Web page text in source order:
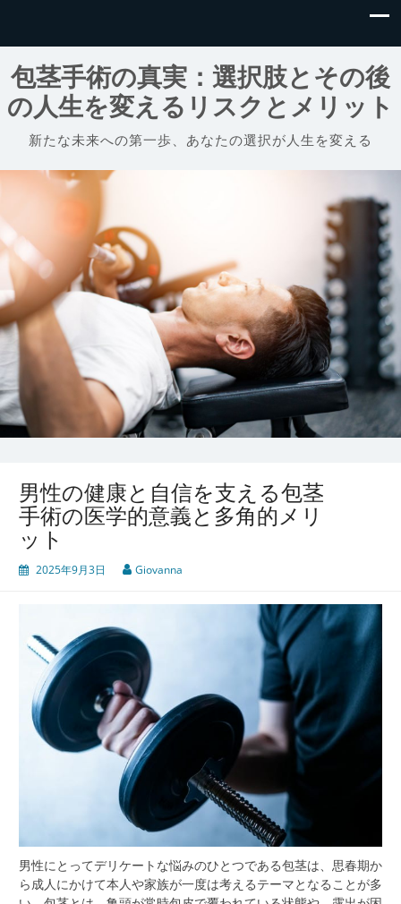
包茎手術の真実：選択肢とその後
の人生を変えるリスクとメリット
新たな未来への第一歩、あなたの選択が人生を変える
男性の健康と自信を支える包茎
手術の医学的意義と多角的メリ
ット
2025年9月3日 Giovanna
男性にとってデリケートな悩みのひとつである包茎は、思春期か
ら成人にかけて本人や家族が一度は考えるテーマとなることが多